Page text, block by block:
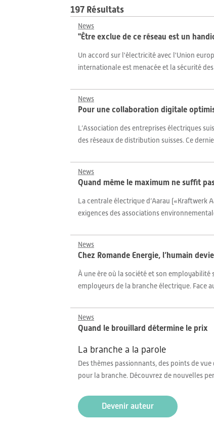
197 Résultats
News
"Être exclue de ce réseau est un
Un accord sur l'électricité avec l'Union
internationale est menacée et la sécurité
News
Pour une collaboration digitale
L’Association des entreprises électriques
des réseaux de distribution suisses. Ce
News
Quand même le maximum ne suffit
La centrale électrique d’Aarau («Kraftwerk
exigences des associations
News
Chez Romande Energie, l’humain
À une ère où la société et son
employeurs de la branche électrique. Face
News
Quand le brouillard détermine le prix
La branche a la parole
Des thèmes passionnants, des points de
pour la branche. Découvrez de nouvelles
Devenir auteur